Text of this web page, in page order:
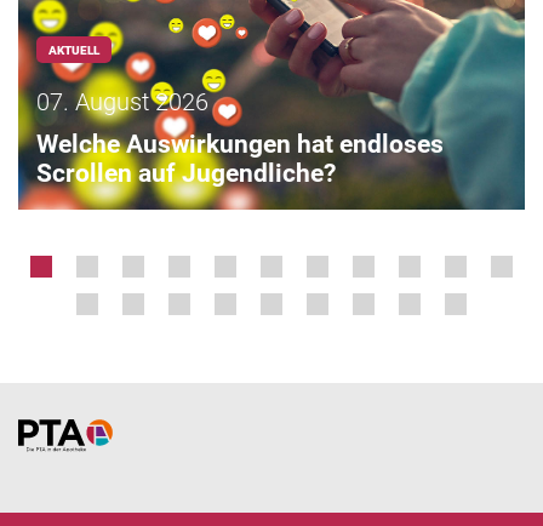
AKTUELL
07. August 2026
Welche Auswirkungen hat endloses
Scrollen auf Jugendliche?
Home